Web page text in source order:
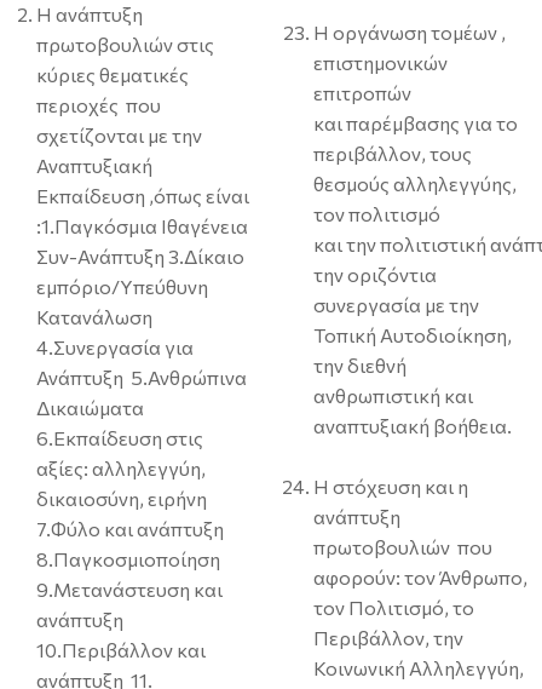
Η ανάπτυξη
πρωτοβουλιών στις
κύριες θεματικές
περιοχές που
σχετίζονται με την
Αναπτυξιακή
Εκπαίδευση ,όπως είναι
:1.Παγκόσμια Ιθαγένεια
Συν-Ανάπτυξη 3.Δίκαιο
εμπόριο/Υπεύθυνη
Κατανάλωση
4.Συνεργασία για
Ανάπτυξη 5.Ανθρώπινα
Δικαιώματα
6.Εκπαίδευση στις
αξίες: αλληλεγγύη,
δικαιοσύνη, ειρήνη
7.Φύλο και ανάπτυξη
8.Παγκοσμιοποίηση
9.Μετανάστευση και
ανάπτυξη
10.Περιβάλλον και
ανάπτυξη 11.
Η οργάνωση τομέων ,
επιστημονικών
επιτροπών
και παρέμβασης για το
περιβάλλον, τους
θεσμούς αλληλεγγύης,
τον πολιτισμό
και την πολιτιστική
την οριζόντια
συνεργασία με την
Τοπική Αυτοδιοίκηση,
την διεθνή
ανθρωπιστική και
αναπτυξιακή βοήθεια.
Η στόχευση και η
ανάπτυξη
πρωτοβουλιών που
αφορούν: τον Άνθρωπο,
τον Πολιτισμό, το
Περιβάλλον, την
Κοινωνική Αλληλεγγύη,